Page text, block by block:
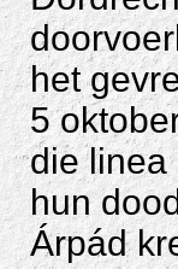
het
5
die linea
hun
Árpád